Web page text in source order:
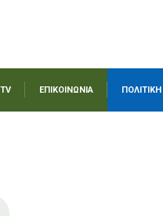
ΕΠΙΚΟΙΝΩΝΙΑ ΠΟΛΙΤΙΚΗ